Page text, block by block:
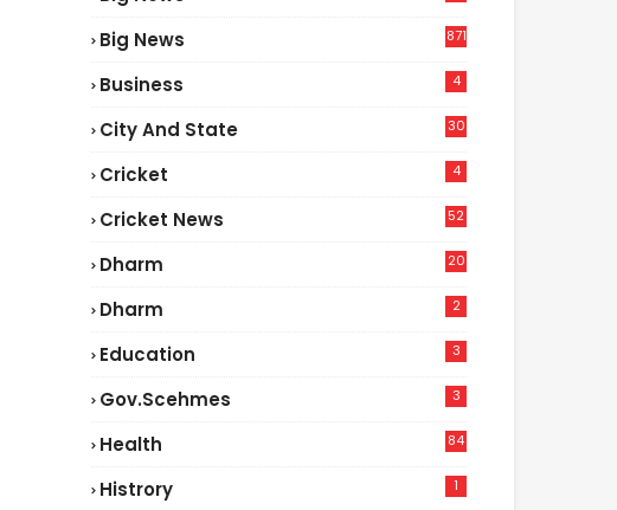
Big News 871
Business 4
City And State 30
Cricket 4
Cricket News
52
Dharm 20
Dharm 2
Education 3
Gov.scehmes 3
Health
84
Histrory 1